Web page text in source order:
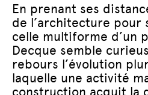
En prenant ses
de l’architecture pour
celle multiforme d’un
Decque semble
rebours l’évolution
laquelle une activité
construction acquit la